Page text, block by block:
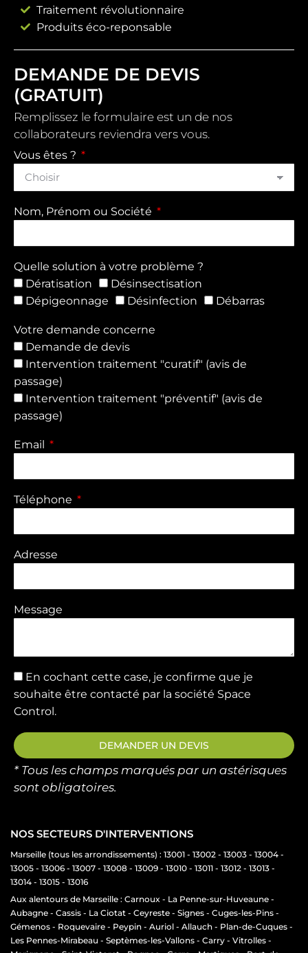
Traitement révolutionnaire
Produits éco-reponsable
DEMANDE DE DEVIS
(GRATUIT)
Remplissez le formulaire est un de nos
collaborateurs reviendra vers vous.
Vous êtes ?
Nom, Prénom ou Société
Quelle solution à votre problème ?
Dératisation
Désinsectisation
Dépigeonnage
Désinfection Débarras
Votre demande concerne
Demande de devis
Intervention traitement "curatif" (avis de
passage)
Intervention traitement "préventif" (avis de
passage)
Email
Téléphone
Adresse
Message
En cochant cette case, je confirme que je
souhaite être contacté par la société Space
Control.
DEMANDER UN DEVIS
* Tous les champs marqués par un astérisques
sont obligatoires.
NOS SECTEURS D'INTERVENTIONS
Marseille (tous les arrondissements) : 13001 - 13002 - 13003 - 13004 -
13005 - 13006 - 13007 - 13008 - 13009 - 13010 - 13011 - 13012 - 13013 -
13014 - 13015 - 13016
Aux alentours de Marseille : Carnoux - La Penne-sur-Huveaune -
Aubagne - Cassis - La Ciotat - Ceyreste - Signes - Cuges-les-Pins -
Gémenos - Roquevaire - Peypin - Auriol - Allauch - Plan-de-Cuques -
Les Pennes-Mirabeau - Septèmes-les-Vallons - Carry - Vitrolles -